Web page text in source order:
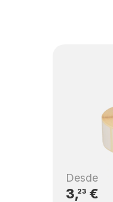
Desde
3,23€